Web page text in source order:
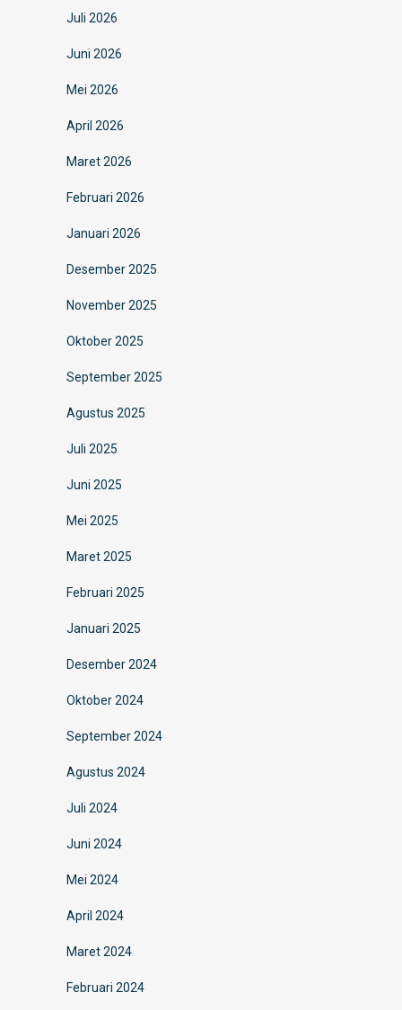
Juli 2026
Juni 2026
Mei 2026
April 2026
Maret 2026
Februari 2026
Januari 2026
Desember 2025
November 2025
Oktober 2025
September 2025
Agustus 2025
Juli 2025
Juni 2025
Mei 2025
Maret 2025
Februari 2025
Januari 2025
Desember 2024
Oktober 2024
September 2024
Agustus 2024
Juli 2024
Juni 2024
Mei 2024
April 2024
Maret 2024
Februari 2024